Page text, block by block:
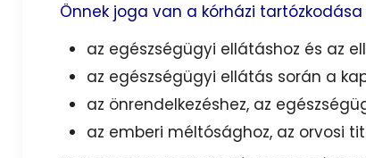
Önnek joga van a kórházi
az egészségügyi ellátáshoz és az
az egészségügyi ellátás során a
az önrendelkezéshez, az
az emberi méltósághoz, az orvosi